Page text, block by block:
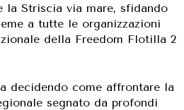
la Striscia via mare, sfidando
a tutte le organizzazioni
della Freedom Flotilla 2
decidendo come affrontare la
segnato da profondi